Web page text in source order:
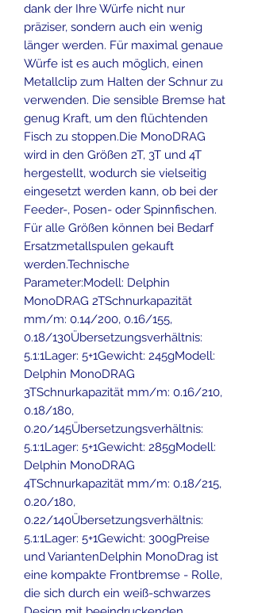
dank der Ihre Würfe nicht nur
präziser, sondern auch ein wenig
länger werden. Für maximal genaue
Würfe ist es auch möglich, einen
Metallclip zum Halten der Schnur zu
verwenden. Die sensible Bremse hat
genug Kraft, um den flüchtenden
Fisch zu stoppen.Die MonoDRAG
wird in den Größen 2T, 3T und 4T
hergestellt, wodurch sie vielseitig
eingesetzt werden kann, ob bei der
Feeder-, Posen- oder Spinnfischen.
Für alle Größen können bei Bedarf
Ersatzmetallspulen gekauft
werden.Technische
Parameter:Modell: Delphin
MonoDRAG 2TSchnurkapazität
mm/m: 0.14/200, 0.16/155,
0.18/130Übersetzungsverhältnis:
5.1:1Lager: 5+1Gewicht: 245gModell:
Delphin MonoDRAG
3TSchnurkapazität mm/m: 0.16/210,
0.18/180,
0.20/145Übersetzungsverhältnis:
5.1:1Lager: 5+1Gewicht: 285gModell:
Delphin MonoDRAG
4TSchnurkapazität mm/m: 0.18/215,
0.20/180,
0.22/140Übersetzungsverhältnis:
5.1:1Lager: 5+1Gewicht: 300gPreise
und VariantenDelphin MonoDrag ist
eine kompakte Frontbremse - Rolle,
die sich durch ein weiß-schwarzes